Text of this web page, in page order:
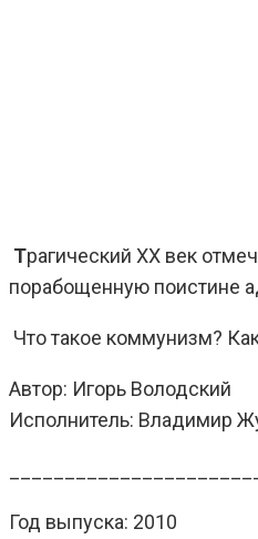
Трагический ХХ век
порабощенную поистине
Что такое коммунизм?
Автор: Игорь Володский
Исполнитель: Владимир
Год выпуска: 2010